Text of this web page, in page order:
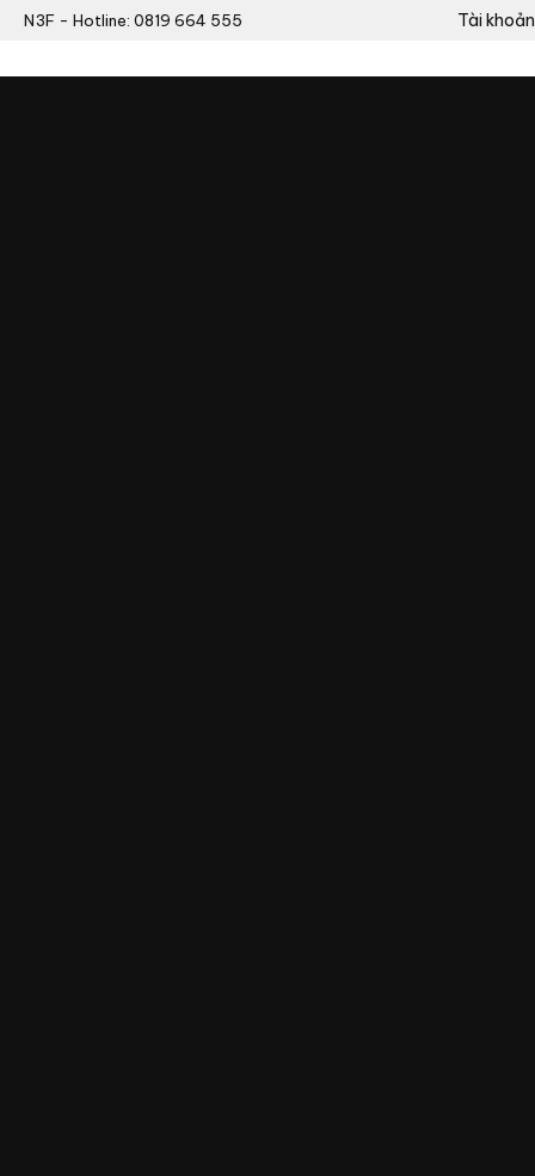
N3F - Hotline: 0819 664 555 Tài khoản